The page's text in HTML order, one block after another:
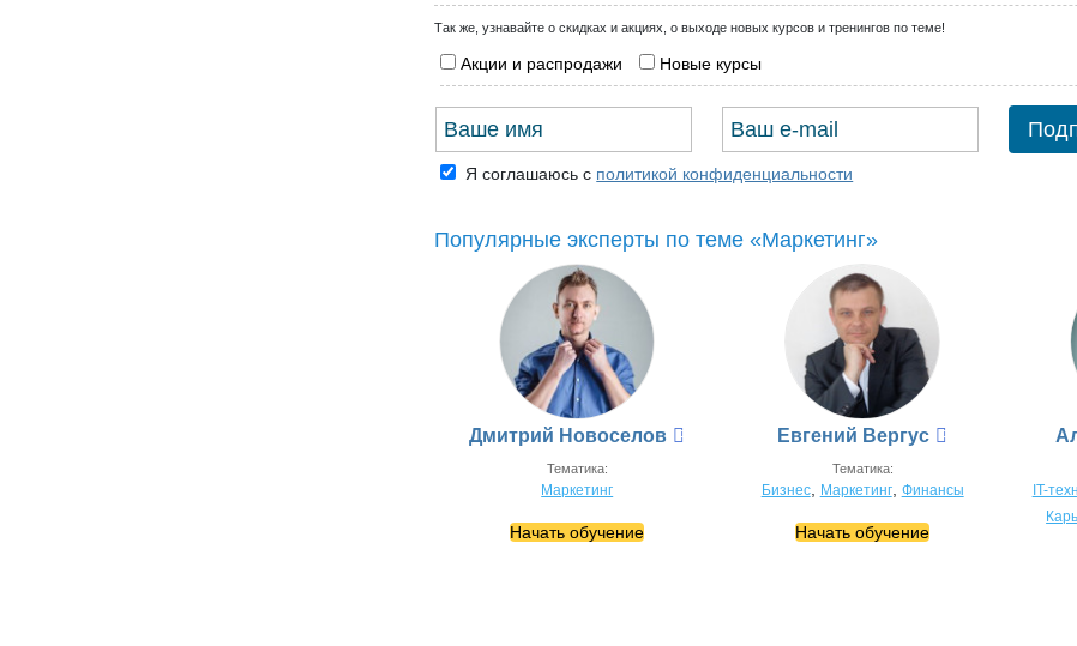
Так же, узнавайте о скидках и акциях, о выходе новых курсов и тренингов по теме!
Акции и распродажи Новые курсы
Я соглашаюсь с политикой конфиденциальности
Популярные эксперты по теме «Маркетинг»
Дмитрий Новоселов
Тематика:
Маркетинг
Начать обучение
Евгений Вергус
Тематика:
Бизнес, Маркетинг, Финансы
Начать обучение
IT-